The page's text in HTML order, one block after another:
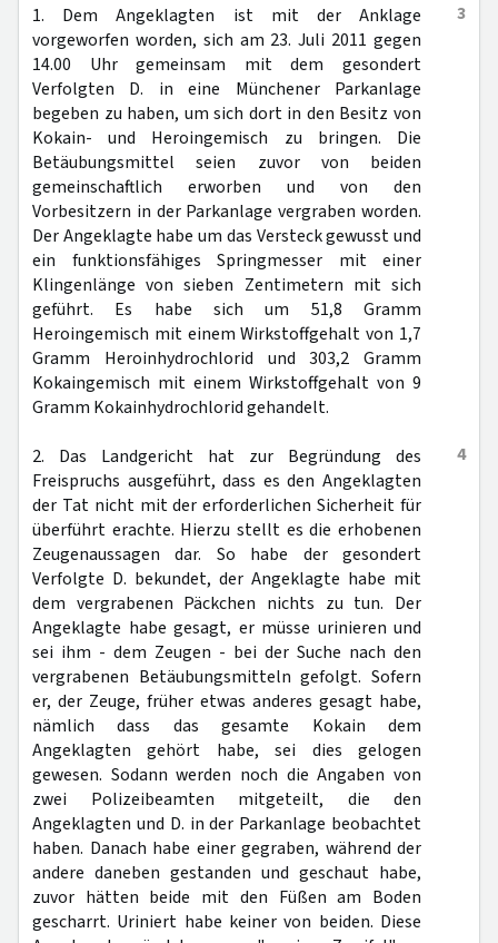
3
1. Dem Angeklagten ist mit der Anklage
vorgeworfen worden, sich am 23. Juli 2011 gegen
14.00 Uhr gemeinsam mit dem gesondert
Verfolgten D. in eine Münchener Parkanlage
begeben zu haben, um sich dort in den Besitz von
Kokain- und Heroingemisch zu bringen. Die
Betäubungsmittel seien zuvor von beiden
gemeinschaftlich erworben und von den
Vorbesitzern in der Parkanlage vergraben worden.
Der Angeklagte habe um das Versteck gewusst und
ein funktionsfähiges Springmesser mit einer
Klingenlänge von sieben Zentimetern mit sich
geführt. Es habe sich um 51,8 Gramm
Heroingemisch mit einem Wirkstoffgehalt von 1,7
Gramm Heroinhydrochlorid und 303,2 Gramm
Kokaingemisch mit einem Wirkstoffgehalt von 9
Gramm Kokainhydrochlorid gehandelt.
4
2. Das Landgericht hat zur Begründung des
Freispruchs ausgeführt, dass es den Angeklagten
der Tat nicht mit der erforderlichen Sicherheit für
überführt erachte. Hierzu stellt es die erhobenen
Zeugenaussagen dar. So habe der gesondert
Verfolgte D. bekundet, der Angeklagte habe mit
dem vergrabenen Päckchen nichts zu tun. Der
Angeklagte habe gesagt, er müsse urinieren und
sei ihm - dem Zeugen - bei der Suche nach den
vergrabenen Betäubungsmitteln gefolgt. Sofern
er, der Zeuge, früher etwas anderes gesagt habe,
nämlich dass das gesamte Kokain dem
Angeklagten gehört habe, sei dies gelogen
gewesen. Sodann werden noch die Angaben von
zwei Polizeibeamten mitgeteilt, die den
Angeklagten und D. in der Parkanlage beobachtet
haben. Danach habe einer gegraben, während der
andere daneben gestanden und geschaut habe,
zuvor hätten beide mit den Füßen am Boden
gescharrt. Uriniert habe keiner von beiden. Diese